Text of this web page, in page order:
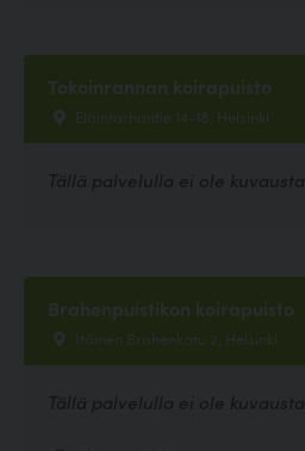
Tokoinrannan koirapuisto
Eläintarhantie 14-18, Helsinki
Tällä palvelulla ei ole kuvausta.
Brahenpuistikon koirapuisto
Itäinen Brahenkatu 2, Helsinki
Tällä palvelulla ei ole kuvausta.